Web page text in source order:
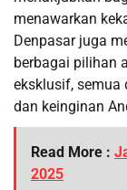
menawarkan
Denpasar juga
berbagai pilihan
eksklusif, semua
dan keinginan
Read More :
2025